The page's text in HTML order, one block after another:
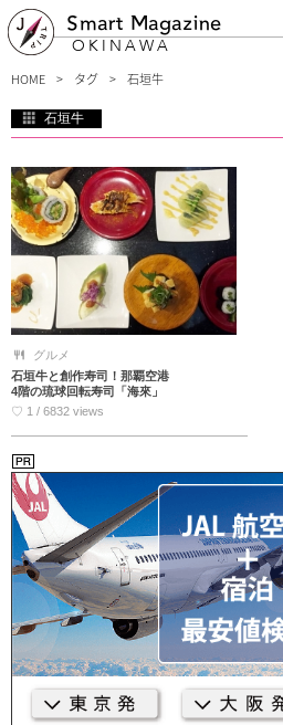
Smart Magazine
OKINAWA
HOME タグ 石垣牛
石垣牛
垣牛。石垣島へ行ったなら絶対食べたいグルメ
り・スタミナ系お肉も良いですが、石垣牛の繊
魅力的♪石垣牛の情報を集めましたので、是非！
グルメ
石垣牛と創作寿司！那覇空港
4階の琉球回転寿司「海來」
♡ 1 / 6832 views